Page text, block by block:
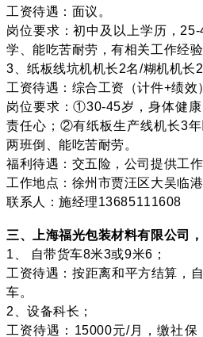
工资待遇：面议。
岗位要求：初中及以上学历，
学、能吃苦耐劳，有相关工作经验
3、纸板线坑机机长2名/糊机机长2
工资待遇：综合工资（计件+绩效
岗位要求：①30-45岁，身体健
责任心；②有纸板生产线机长3
两班倒、能吃苦耐劳。
福利待遇：交五险，公司提供工作
工作地点：徐州市贾汪区大吴临
联系人：施经理13685111608
三、上海福光包装材料有限公司，
1、 自带货车8米3或9米6；
工资待遇：按距离和平方结算，
车。
2、设备科长；
工资待遇：15000元/月，缴社